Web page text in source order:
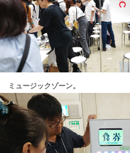
ミュージックゾーン。